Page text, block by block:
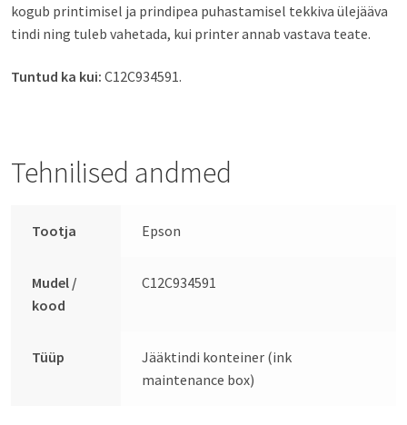
kogub printimisel ja prindipea puhastamisel tekkiva ülejääva
tindi ning tuleb vahetada, kui printer annab vastava teate.
Tuntud ka kui: C12C934591.
Tehnilised andmed
Tootja Epson
Mudel /
kood
C12C934591
Tüüp
Jääktindi konteiner (ink
maintenance box)